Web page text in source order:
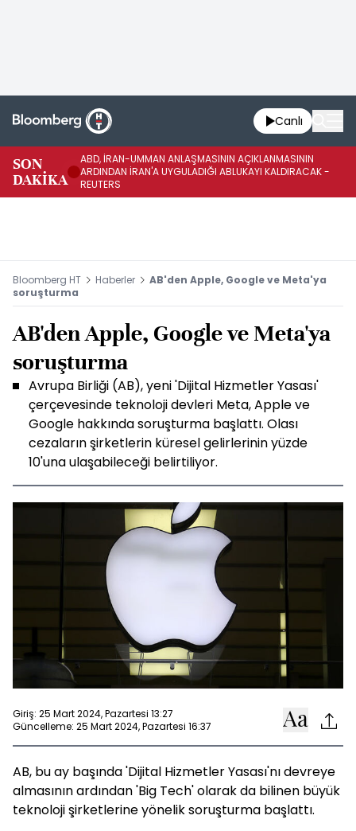
Canlı
SON
DAKİKA
ABD, İRAN-UMMAN ANLAŞMASININ AÇIKLANMASININ
ARDINDAN İRAN'A UYGULADIĞI ABLUKAYI KALDIRACAK -
REUTERS
Bloomberg HT Haberler
AB'den Apple, Google ve Meta'ya
soruşturma
AB'den Apple, Google ve Meta'ya
soruşturma
Avrupa Birliği (AB), yeni 'Dijital Hizmetler Yasası'
çerçevesinde teknoloji devleri Meta, Apple ve
Google hakkında soruşturma başlattı. Olası
cezaların şirketlerin küresel gelirlerinin yüzde
10'una ulaşabileceği belirtiliyor.
Giriş: 25 Mart 2024, Pazartesi 13:27
Güncelleme: 25 Mart 2024, Pazartesi 16:37
AB, bu ay başında 'Dijital Hizmetler Yasası'nı devreye
almasının ardından 'Big Tech' olarak da bilinen büyük
teknoloji şirketlerine yönelik soruşturma başlattı.